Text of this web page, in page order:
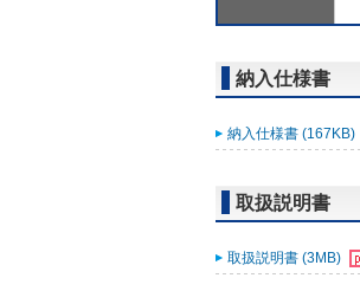
納入仕様書
納入仕様書 (167KB)
取扱説明書
取扱説明書 (3MB)